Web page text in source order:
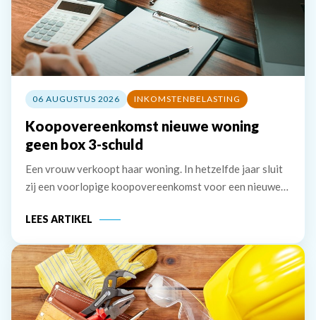
06 AUGUSTUS 2026 INKOMSTENBELASTING
Koopovereenkomst nieuwe woning
geen box 3-schuld
Een vrouw verkoopt haar woning. In hetzelfde jaar sluit
zij een voorlopige koopovereenkomst voor een nieuwe
De vrouw maakt de koopsom in januari in drie delen over
LEES ARTIKEL